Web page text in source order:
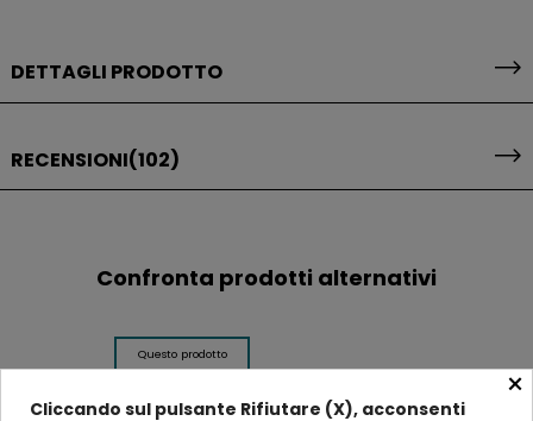
DETTAGLI PRODOTTO
RECENSIONI(102)
Confronta prodotti alternativi
Questo prodotto
×
Cliccando sul pulsante Rifiutare (X), acconsenti